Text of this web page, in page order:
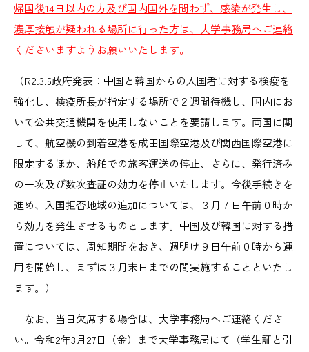
帰国後14日以内の方及び国内国外を問わず、感染が発生し、
濃厚接触が疑われる場所に行った方は、大学事務局へご連絡
くださいますようお願いいたします。
（R2.3.5政府発表：中国と韓国からの入国者に対する検疫を
強化し、検疫所長が指定する場所で２週間待機し、国内にお
いて公共交通機関を使用しないことを要請します。両国に関
して、航空機の到着空港を成田国際空港及び関西国際空港に
限定するほか、船舶での旅客運送の停止、さらに、発行済み
の一次及び数次査証の効力を停止いたします。今後手続きを
進め、入国拒否地域の追加については、３月７日午前０時か
ら効力を発生させるものとします。中国及び韓国に対する措
置については、周知期間をおき、週明け９日午前０時から運
用を開始し、まずは３月末日までの間実施することといたし
ます。）
なお、当日欠席する場合は、大学事務局へご連絡くださ
い。令和2年3月27日（金）まで大学事務局にて（学生証と引